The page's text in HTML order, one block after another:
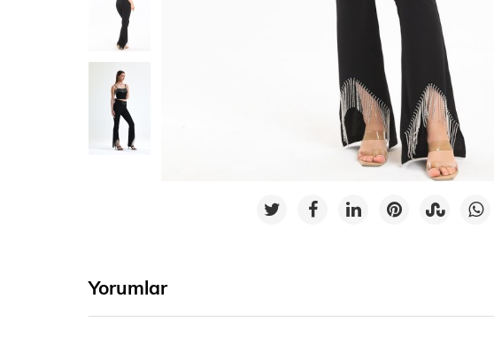
Yorumlar